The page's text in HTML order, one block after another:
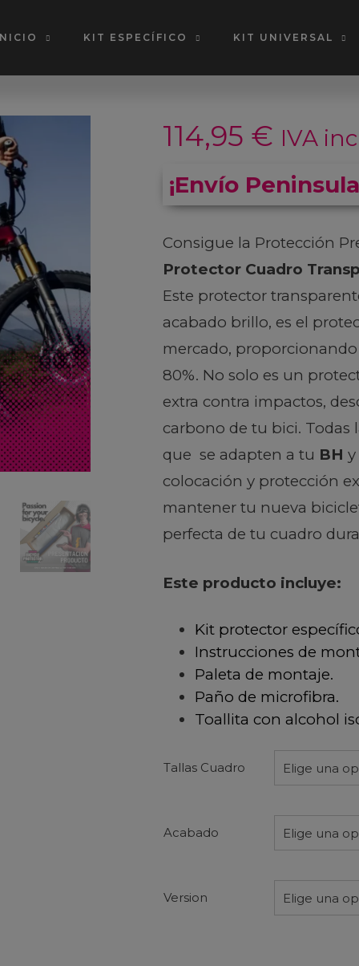
KIT ESPECÍFICO KIT UNIVERSAL
114,95 € IVA
¡Envío
Consigue la Protección
Protector Cuadro
Este protector
acabado brillo, es el
mercado,
80%. No solo es un
extra contra impactos,
carbono de tu bici. Todas
que se adapten a tu BH
colocación y protección
mantener tu nueva
perfecta de tu cuadro
Este producto incluye:
Kit protector
Instrucciones de
Paleta de montaje.
Paño de microfibra.
Toallita con alcohol
Tallas Cuadro Elige una
Acabado Elige una
Version Elige una